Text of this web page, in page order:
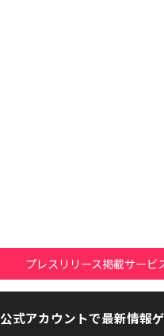
プレスリリース掲載サービ
公式アカウントで最新情報